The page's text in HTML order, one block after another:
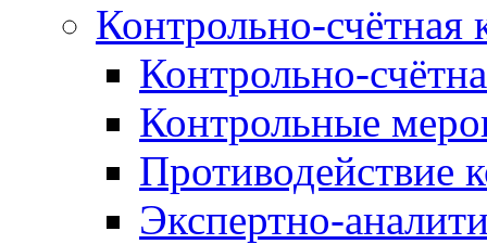
Контрольно-счётная
Контрольно-
Контрольные
Противодействие
Экспертно-